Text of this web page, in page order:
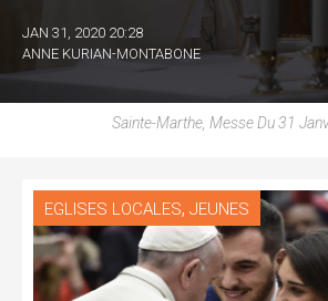
JAN 31, 2020 20:28
ANNE KURIAN-MONTABONE
Sainte-Marthe, Messe Du 31
EGLISES LOCALES, JEUNES